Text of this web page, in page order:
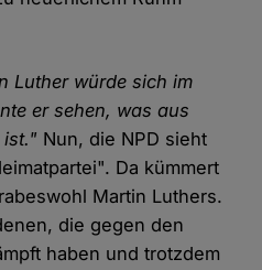
Luther würde sich im
er sehen, was aus
ist." Nun, die NPD sieht
Da kümmert
Martin Luthers.
die gegen den
haben und trotzdem